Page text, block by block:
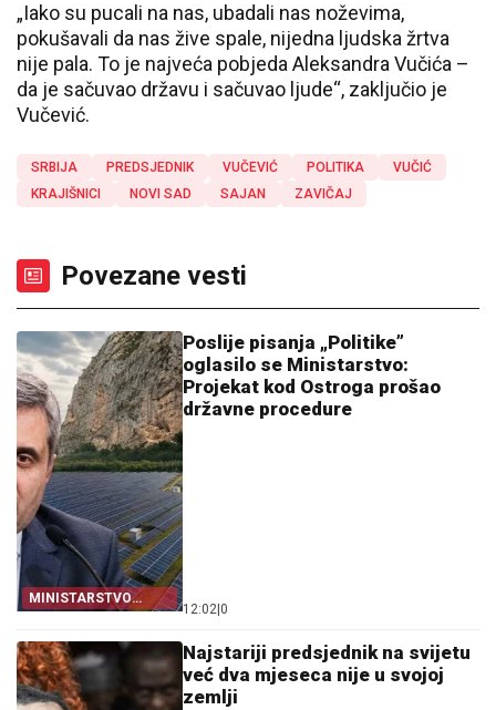
„Iako su pucali na nas, ubadali nas noževima,
pokušavali da nas žive spale, nijedna ljudska žrtva
nije pala. To je najveća pobjeda Aleksandra Vučića –
da je sačuvao državu i sačuvao ljude“, zaključio je
Vučević.
SRBIJA PREDSJEDNIK VUČEVIĆ POLITIKA
VUČIĆ
KRAJIŠNICI
NOVI SAD SAJAN ZAVIČAJ
Povezane vesti
MINISTARSTVO
BRANI PROJEKAT
Poslije pisanja „Politike”
oglasilo se Ministarstvo:
Projekat kod Ostroga prošao
državne procedure
12:02 0
Najstariji predsjednik na svijetu
već dva mjeseca nije u svojoj
zemlji